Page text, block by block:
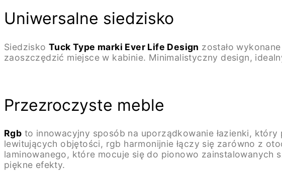
Uniwersalne siedzisko
Siedzisko Tuck Type marki Ever Life Design zostało
zaoszczędzić miejsce w kabinie. Minimalistyczny design,
Przezroczyste meble
Rgb to innowacyjny sposób na uporządkowanie łazienki, który
lewitujących objętości, rgb harmonijnie łączy się zarówno z
laminowanego, które mocuje się do pionowo
piękne efekty.